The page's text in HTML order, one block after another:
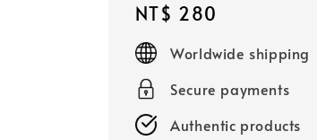
Regular
price
NT$ 280
Worldwide shipping
Secure payments
Authentic products